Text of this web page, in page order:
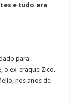
e tudo era
para
o ex-craque Zico.
nos anos de